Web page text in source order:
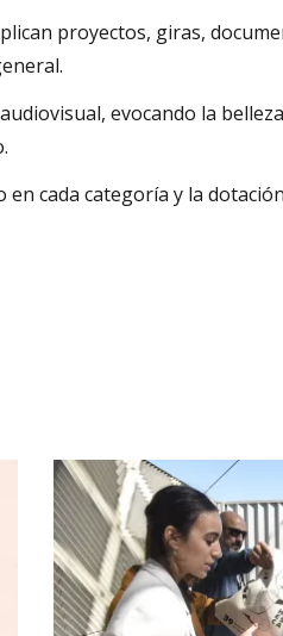
proyectos, giras,
evocando la
cada categoría y la